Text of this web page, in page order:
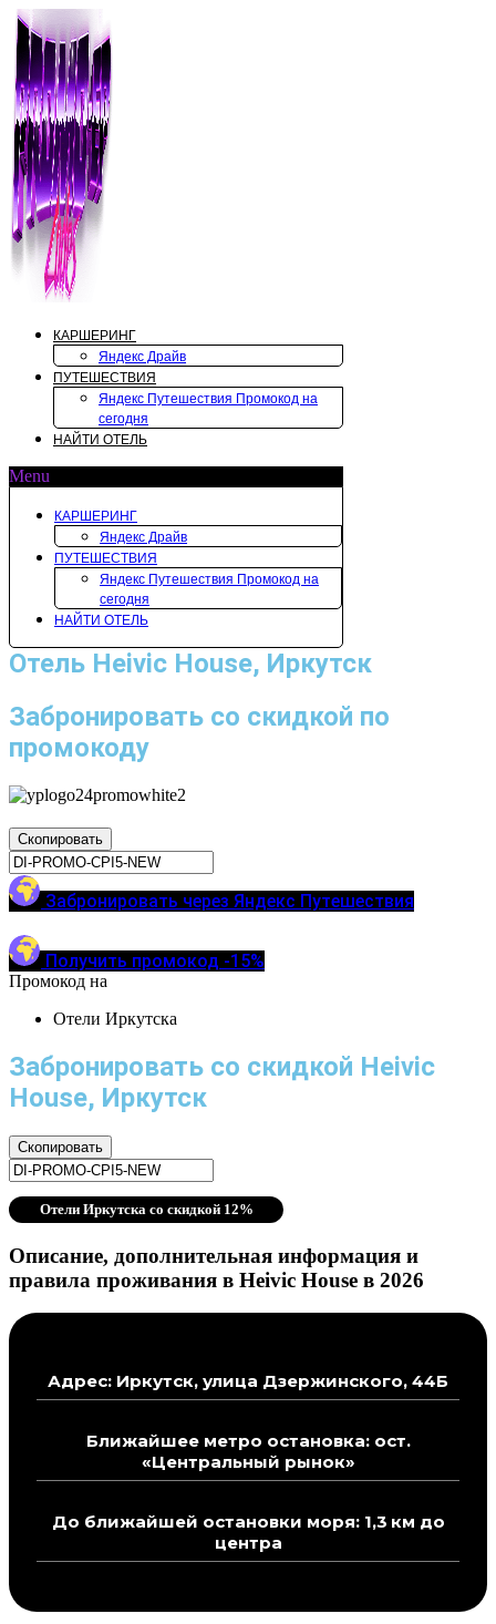
Перейти
содержимому
КАРШЕРИНГ
Яндекс Драйв
ПУТЕШЕСТВИЯ
Яндекс Путешествия Промокод на
сегодня
НАЙТИ ОТЕЛЬ
Menu
КАРШЕРИНГ
Яндекс Драйв
ПУТЕШЕСТВИЯ
Яндекс Путешествия Промокод на
сегодня
НАЙТИ ОТЕЛЬ
Отель Heivic House, Иркутск
Забронировать со скидкой по
промокоду
Скопировать
Забронировать через Яндекс Путешествия
Получить промокод -15%
Промокод на
Отели Иркутска
Забронировать со скидкой Heivic
House, Иркутск
Скопировать
Отели Иркутска со скидкой 12%
Описание, дополнительная информация и
правила проживания в Heivic House в 2026
Адрес: Иркутск, улица Дзержинского, 44Б
Ближайшее метро остановка: ост.
«Центральный рынок»
До ближайшей остановки моря: 1,3 км до
центра